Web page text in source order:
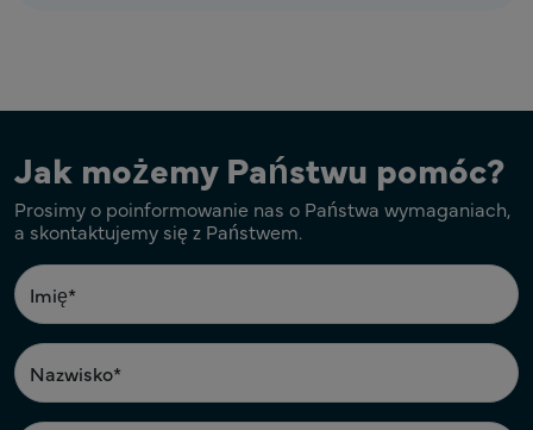
Jak możemy Państwu pomóc?
Prosimy o poinformowanie nas o Państwa wymaganiach,
a skontaktujemy się z Państwem.